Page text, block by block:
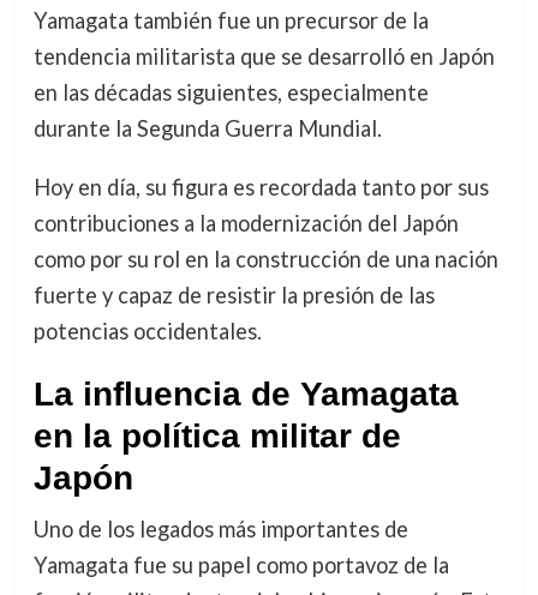
Yamagata también fue un precursor de la
tendencia militarista que se desarrolló en Japón
en las décadas siguientes, especialmente
durante la Segunda Guerra Mundial.
Hoy en día, su figura es recordada tanto por sus
contribuciones a la modernización del Japón
como por su rol en la construcción de una nación
fuerte y capaz de resistir la presión de las
potencias occidentales.
La influencia de Yamagata
en la política militar de
Japón
Uno de los legados más importantes de
Yamagata fue su papel como portavoz de la